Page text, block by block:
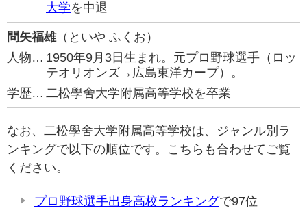
大学を中退
問矢福雄（といや ふくお）
人物… 1950年9月3日生まれ。元プロ野球選手（ロッ
テオリオンズ→広島東洋カープ）。
学歴… 二松學舍大学附属高等学校を卒業
なお、二松學舍大学附属高等学校は、ジャンル別ラ
ンキングで以下の順位です。こちらも合わせてご覧
ください。
プロ野球選手出身高校ランキングで97位